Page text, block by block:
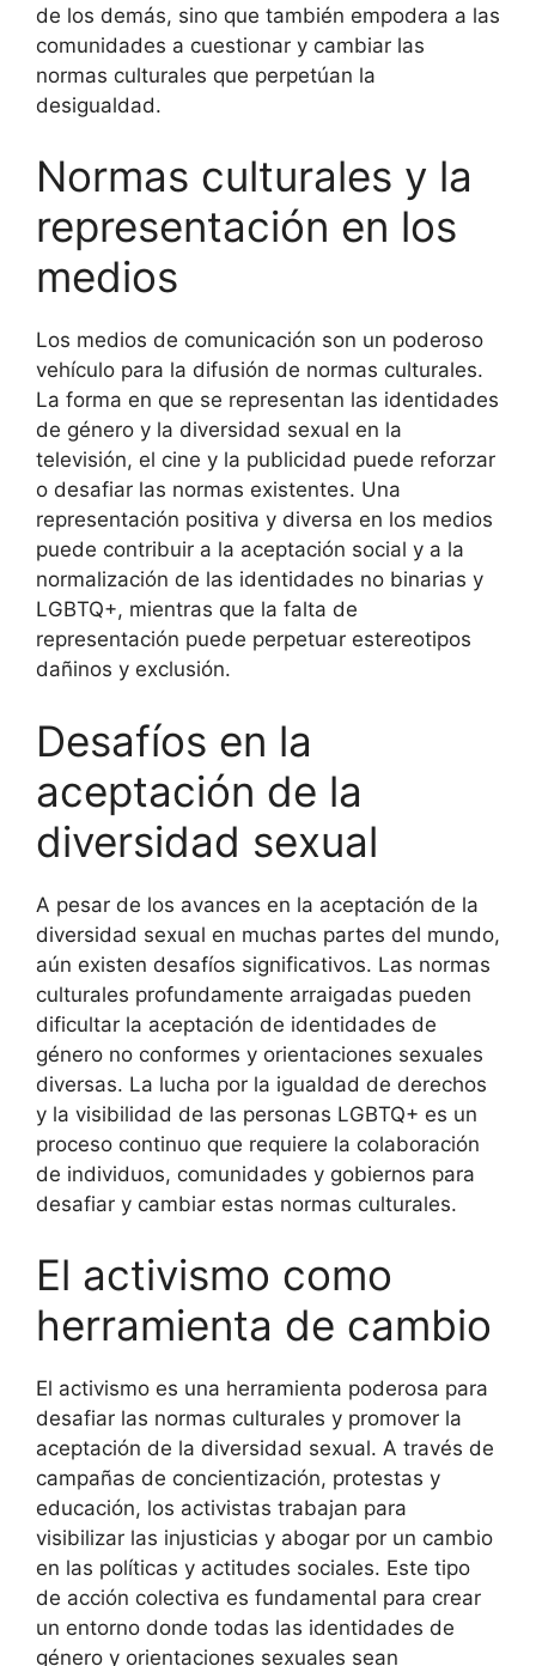
de los demás, sino que también empodera a las
comunidades a cuestionar y cambiar las
normas culturales que perpetúan la
desigualdad.
Normas culturales y la
representación en los
medios
Los medios de comunicación son un poderoso
vehículo para la difusión de normas culturales.
La forma en que se representan las identidades
de género y la diversidad sexual en la
televisión, el cine y la publicidad puede reforzar
o desafiar las normas existentes. Una
representación positiva y diversa en los medios
puede contribuir a la aceptación social y a la
normalización de las identidades no binarias y
LGBTQ+, mientras que la falta de
representación puede perpetuar estereotipos
dañinos y exclusión.
Desafíos en la
aceptación de la
diversidad sexual
A pesar de los avances en la aceptación de la
diversidad sexual en muchas partes del mundo,
aún existen desafíos significativos. Las normas
culturales profundamente arraigadas pueden
dificultar la aceptación de identidades de
género no conformes y orientaciones sexuales
diversas. La lucha por la igualdad de derechos
y la visibilidad de las personas LGBTQ+ es un
proceso continuo que requiere la colaboración
de individuos, comunidades y gobiernos para
desafiar y cambiar estas normas culturales.
El activismo como
herramienta de cambio
El activismo es una herramienta poderosa para
desafiar las normas culturales y promover la
aceptación de la diversidad sexual. A través de
campañas de concientización, protestas y
educación, los activistas trabajan para
visibilizar las injusticias y abogar por un cambio
en las políticas y actitudes sociales. Este tipo
de acción colectiva es fundamental para crear
un entorno donde todas las identidades de
género y orientaciones sexuales sean